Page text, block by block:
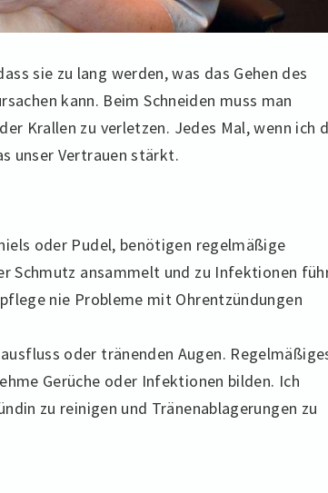
sie zu lang werden, was das Gehen des
kann. Beim Schneiden muss man
Krallen zu verletzen. Jedes Mal, wenn ich
unser Vertrauen stärkt.
oder Pudel, benötigen regelmäßige
Schmutz ansammelt und zu Infektionen
nie Probleme mit Ohrentzündungen
oder tränenden Augen.
Gerüche oder Infektionen bilden. Ich
zu reinigen und Tränenablagerungen zu